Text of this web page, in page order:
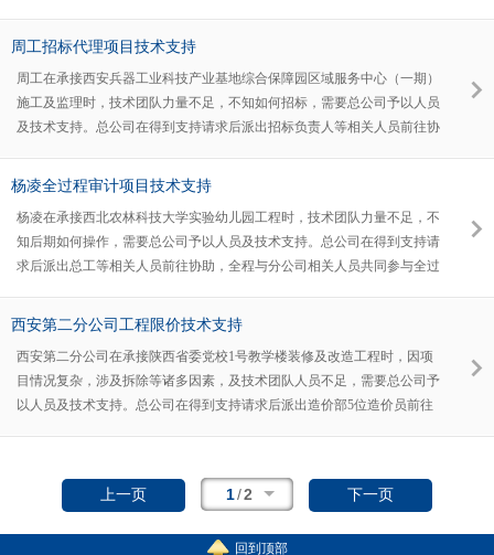
周工招标代理项目技术支持
周工在承接西安兵器工业科技产业基地综合保障园区域服务中心（一期）
施工及监理时，技术团队力量不足，不知如何招标，需要总公司予以人员
及技术支持。总公司在得到支持请求后派出招标负责人等相关人员前往协
杨凌全过程审计项目技术支持
杨凌在承接西北农林科技大学实验幼儿园工程时，技术团队力量不足，不
知后期如何操作，需要总公司予以人员及技术支持。总公司在得到支持请
求后派出总工等相关人员前往协助，全程与分公司相关人员共同参与全过
西安第二分公司工程限价技术支持
西安第二分公司在承接陕西省委党校1号教学楼装修及改造工程时，因项
目情况复杂，涉及拆除等诸多因素，及技术团队人员不足，需要总公司予
以人员及技术支持。总公司在得到支持请求后派出造价部5位造价员前往
上一页 1/2 下一页
回到顶部